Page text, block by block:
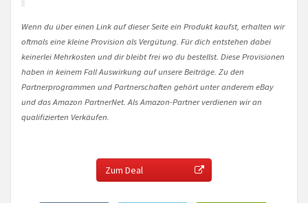
Wenn du über einen Link auf dieser Seite ein Produkt kaufst, erhalten wir
oftmals eine kleine Provision als Vergütung. Für dich entstehen dabei
keinerlei Mehrkosten und dir bleibt frei wo du bestellst. Diese Provisionen
haben in keinem Fall Auswirkung auf unsere Beiträge. Zu den
Partnerprogrammen und Partnerschaften gehört unter anderem eBay
und das Amazon PartnerNet. Als Amazon-Partner verdienen wir an
qualifizierten Verkäufen.
Zum Deal